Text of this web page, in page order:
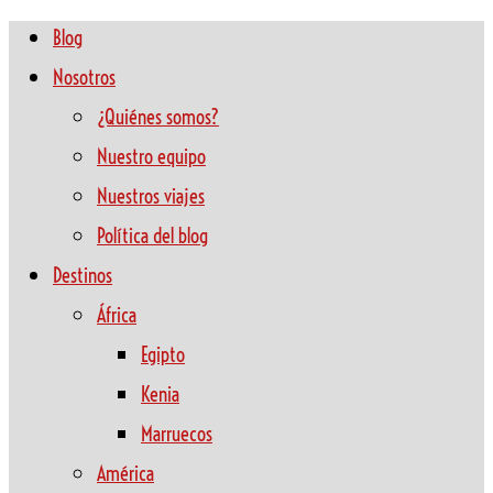
Blog
Nosotros
¿Quiénes somos?
Nuestro equipo
Nuestros viajes
Política del blog
Destinos
África
Egipto
Kenia
Marruecos
América